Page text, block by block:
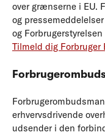
over grænserne i EU.
og
og
Tilmeld dig Forbruger
erhvervsdrivende
udsender i den